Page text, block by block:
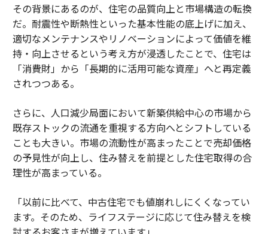
その背景にあるのが、住宅の品質向上と市場構造の転換
だ。耐震性や断熱性といった基本性能の底上げに加え、
適切なメンテナンスやリノベーションによって価値を維
持・向上させるという考え方が浸透したことで、住宅は
「消費財」から「長期的に活用可能な資産」へと再定義
されつつある。
さらに、人口減少局面において新築供給中心の市場から
既存ストックの流通を重視する方向へとシフトしている
ことも大きい。市場の流動性が高まったことで売却価格
の予見性が向上し、住み替えを前提とした住宅取得の合
理性が高まっている。
「以前に比べて、中古住宅でも値崩れしにくくなってい
ます。そのため、ライフステージに応じて住み替えを検